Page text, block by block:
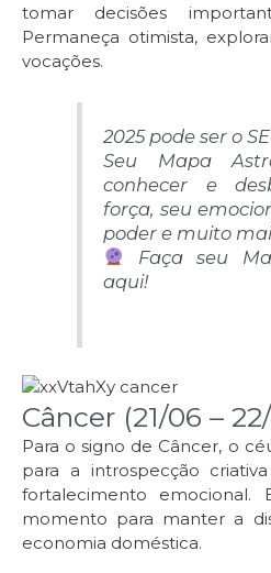
tomar decisões
Permaneça otimista,
vocações.
2025 pode ser o
Seu Mapa
conhecer e
força, seu
poder e muito
Faça seu
aqui!
Câncer (21/06 –
Para o signo de Câncer, o
para a introspecção
fortalecimento emocional.
momento para manter a
economia doméstica.